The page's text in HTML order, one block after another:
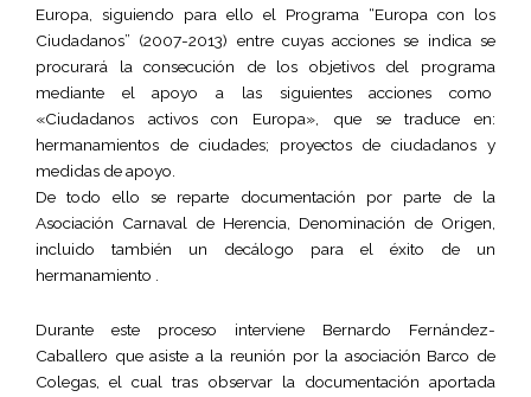
Europa, siguiendo para ello el Programa “Europa con los
Ciudadanos” (2007-2013) entre cuyas acciones se indica se
procurará la consecución de los objetivos del programa
mediante el apoyo a las siguientes acciones como
«Ciudadanos activos con Europa», que se traduce en:
hermanamientos de ciudades; proyectos de ciudadanos y
medidas de apoyo.
De todo ello se reparte documentación por parte de la
Asociación Carnaval de Herencia, Denominación de Origen,
incluido también un decálogo para el éxito de un
hermanamiento .
Durante este proceso interviene Bernardo Fernández-
Caballero que asiste a la reunión por la asociación Barco de
Colegas, el cual tras observar la documentación aportada